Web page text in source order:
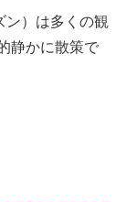
ン）は多くの観
静かに散策で